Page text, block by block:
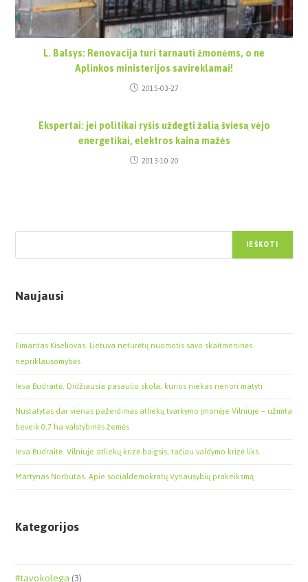
L. Balsys: Renovacija turi tarnauti žmonėms, o ne
Aplinkos ministerijos savireklamai!
2015-03-27
Ekspertai: jei politikai ryšis uždegti žalią šviesą vėjo
energetikai, elektros kaina mažės
2013-10-20
IEŠKOTI
Naujausi
Eimantas Kiseliovas. Lietuva neturėtų nuomotis savo skaitmeninės
nepriklausomybės
Ieva Budraitė. Didžiausia pasaulio skola, kurios niekas nenori matyti
Nustatytas dar vienas pažeidimas atliekų tvarkymo įmonėje Vilniuje – užimta
beveik 0,7 ha valstybinės žemės
Ieva Budraitė. Vilniuje atliekų krizė baigsis, tačiau valdymo krizė liks.
Martynas Norbutas. Apie socialdemokratų Vyriausybių prakeiksmą
Kategorijos
#tavokolega(3)